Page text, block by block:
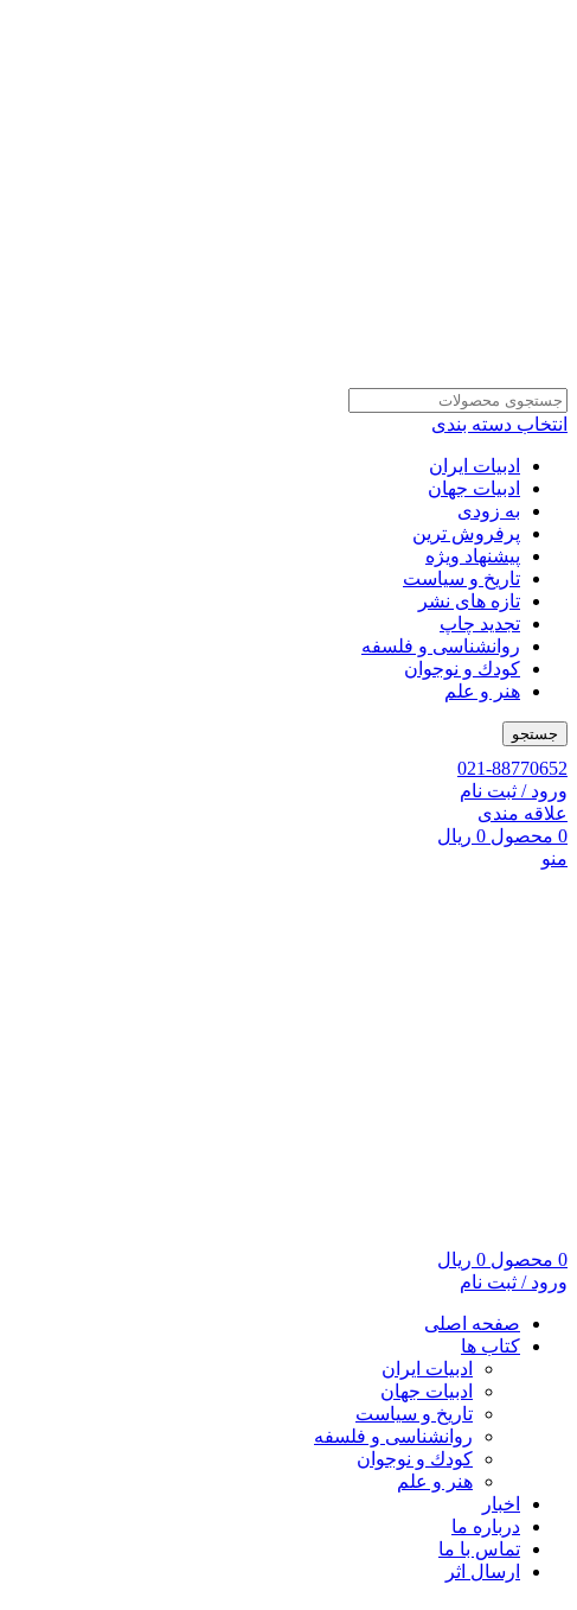
انتخاب دسته بندی
ادبیات ایران
ادبیات جهان
به زودی
پرفروش ترین
پیشنهاد ویژه
تاریخ و سیاست
تازه های نشر
تجدید چاپ
روانشناسی و فلسفه
کودك و نوجوان
هنر و علم
جستجو
021-88770652
ورود / ثبت نام
علاقه مندی
0 محصول 0 ریال
منو
0 محصول 0 ریال
ورود / ثبت نام
صفحه اصلی
کتاب ها
ادبیات ایران
ادبیات جهان
تاریخ و سیاست
روانشناسی و فلسفه
کودك و نوجوان
هنر و علم
اخبار
درباره ما
تماس با ما
ارسال اثر